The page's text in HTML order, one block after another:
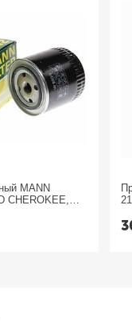
MANN
CHEROKEE,